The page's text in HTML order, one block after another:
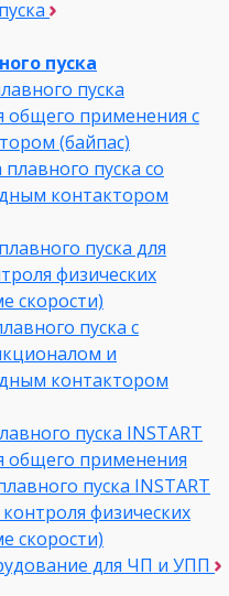
пуска
пуска
общего применения с
(байпас)
пуска со
контактором
пуска для
физических
скорости)
пуска с
и
контактором
пуска INSTART
общего применения
пуска INSTART
физических
скорости)
для ЧП и УПП